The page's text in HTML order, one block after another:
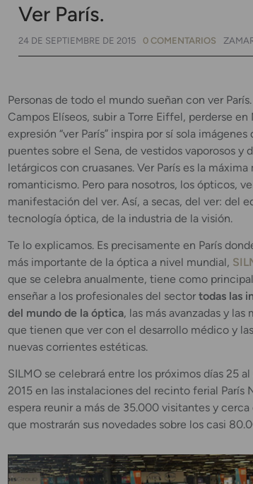
Ver París.
24 DE SEPTIEMBRE DE 2015 0 COMENTARIOS
Personas de todo el mundo sueñan con ver
Campos Elíseos, subir a Torre Eiffel, perderse en
expresión “ver París” inspira por sí sola
puentes sobre el Sena, de vestidos vaporosos y
letárgicos con cruasanes. Ver París es la
romanticismo. Pero para nosotros, los ópticos,
manifestación del ver. Así, a secas, del ver: del
tecnología óptica, de la industria de la visión.
Te lo explicamos. Es precisamente en París
más importante de la óptica a nivel mundial,
que se celebra anualmente, tiene como
enseñar a los profesionales del sector todas las
del mundo de la óptica, las más avanzadas y las
que tienen que ver con el desarrollo médico y
nuevas corrientes estéticas.
SILMO se celebrará entre los próximos días 25
2015 en las instalaciones del recinto ferial París
espera reunir a más de 35.000 visitantes y cerca
que mostrarán sus novedades sobre los casi